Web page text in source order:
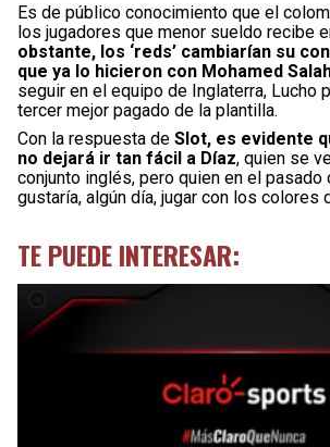
Es de público conocimiento que el
los jugadores que menor sueldo recibe
obstante, los ‘reds’ cambiarían su
que ya lo hicieron con Mohamed
seguir en el equipo de Inglaterra, Lucho
tercer mejor pagado de la plantilla.
Con la respuesta de Slot, es evidente
no dejará ir tan fácil a Díaz, quien se
conjunto inglés, pero quien en el
gustaría, algún día, jugar con los colores
TE PUEDE INTERESAR: